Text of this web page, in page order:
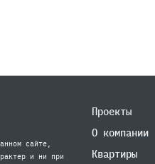
сайте,
и ни при
Проекты
О компании
Квартиры